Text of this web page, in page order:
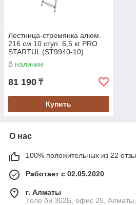
Лестница-стремянка алюм.
216 см 10 ступ. 6,5 кг PRO
STARTUL (ST9940-10)
В наличии
81 190 ₸
Купить
О нас
100% положительных из 22
Работает с 02.05.2020
г. Алматы
Толе би 302Б, офис 25, Алматы,